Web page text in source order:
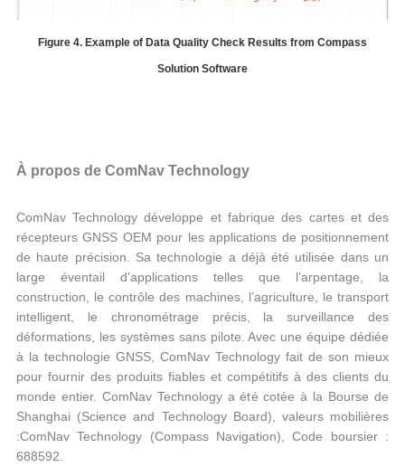
Figure 4. Example of Data Quality Check Results from Compass
Solution Software
À propos de ComNav Technology
ComNav Technology développe et fabrique des cartes et des
récepteurs GNSS OEM pour les applications de positionnement
de haute précision. Sa technologie a déjà été utilisée dans un
large éventail d’applications telles que l’arpentage, la
construction, le contrôle des machines, l’agriculture, le transport
intelligent, le chronométrage précis, la surveillance des
déformations, les systèmes sans pilote. Avec une équipe dédiée
à la technologie GNSS, ComNav Technology fait de son mieux
pour fournir des produits fiables et compétitifs à des clients du
monde entier. ComNav Technology a été cotée à la Bourse de
Shanghai (Science and Technology Board), valeurs mobilières
:ComNav Technology (Compass Navigation), Code boursier :
688592.